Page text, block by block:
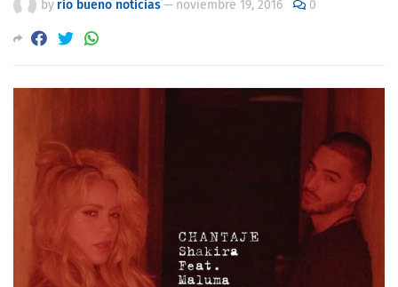
by rio bueno noticias— noviembre 19, 2016 0